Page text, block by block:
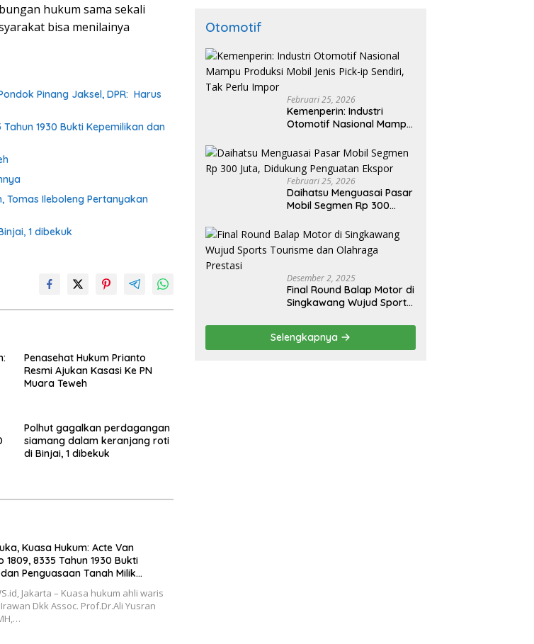
hukum sama sekali
bisa menilainya
Pinang Jaksel, DPR: Harus
1930 Bukti Kepemilikan dan
Tomas Ileboleng Pertanyakan
1 dibekuk
Penasehat Hukum Prianto
Resmi Ajukan Kasasi Ke PN
Muara Teweh
Polhut gagalkan perdagangan
siamang dalam keranjang roti
di Binjai, 1 dibekuk
Kuasa Hukum: Acte Van
1809, 8335 Tahun 1930 Bukti
Penguasaan Tanah Milik
Jakarta – Kuasa hukum ahli waris
Dkk Assoc. Prof.Dr.Ali Yusran
Otomotif
Februari 25, 2026
Kemenperin: Industri
Otomotif Nasional Mampu
ip Sendiri, Tak Perlu Impor
Februari 25, 2026
Daihatsu Menguasai Pasar
Mobil Segmen Rp 300
Ekspor
Desember 2, 2025
Final Round Balap Motor di
Singkawang Wujud Sports
Prestasi
Selengkapnya